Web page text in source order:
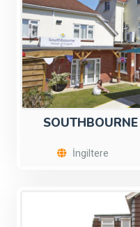
İngiltere